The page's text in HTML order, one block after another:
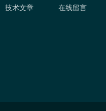
技术文章
在线留言